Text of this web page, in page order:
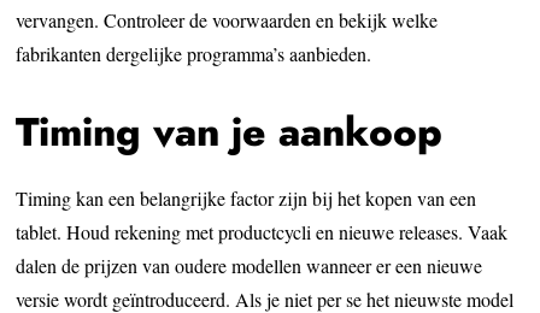
vervangen. Controleer de voorwaarden en bekijk welke
fabrikanten dergelijke programma’s aanbieden.
Timing van je aankoop
Timing kan een belangrijke factor zijn bij het kopen van een
tablet. Houd rekening met productcycli en nieuwe releases. Vaak
dalen de prijzen van oudere modellen wanneer er een nieuwe
versie wordt geïntroduceerd. Als je niet per se het nieuwste model